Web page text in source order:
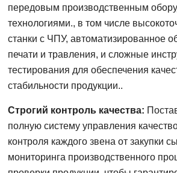
передовым производственным
технологиями., в том числе
станки с ЧПУ, автоматизированное
печати и травления, и сложные
тестирования для обеспечения
стабильности продукции..
Строгий контроль качества:
полную систему управления
контроля каждого звена от закупки
мониторинга производственного